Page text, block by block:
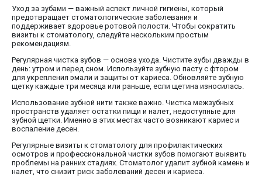
Уход за зубами — важный аспект личной гигиены, который
предотвращает стоматологические заболевания и
поддерживает здоровье ротовой полости. Чтобы сократить
визиты к стоматологу, следуйте нескольким простым
рекомендациям.
Регулярная чистка зубов — основа ухода. Чистите зубы дважды в
день: утром и перед сном. Используйте зубную пасту с фтором
для укрепления эмали и защиты от кариеса. Обновляйте зубную
щетку каждые три месяца или раньше, если щетина износилась.
Использование зубной нити также важно. Чистка межзубных
пространств удаляет остатки пищи и налет, недоступные для
зубной щетки. Именно в этих местах часто возникают кариес и
воспаление десен.
Регулярные визиты к стоматологу для профилактических
осмотров и профессиональной чистки зубов помогают выявить
проблемы на ранних стадиях. Стоматолог удалит зубной камень и
налет, что снизит риск заболеваний десен и кариеса.